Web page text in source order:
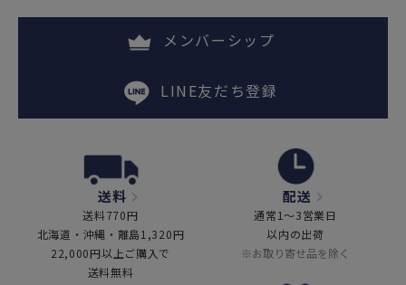
メンバーシップ
LINE友だち登録
送料
送料770円
北海道・沖縄・離島1,320円
22,000円以上ご購入で
送料無料
配送
通常1～3営業日
以内の出荷
※お取り寄せ品を除く